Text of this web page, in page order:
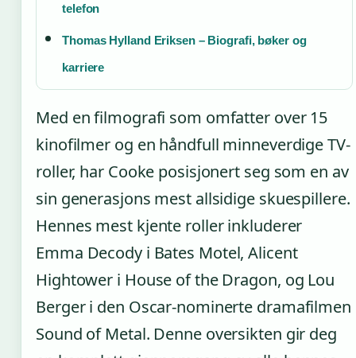
telefon
Thomas Hylland Eriksen – Biografi, bøker og
karriere
Med en filmografi som omfatter over 15
kinofilmer og en håndfull minneverdige TV-
roller, har Cooke posisjonert seg som en av
sin generasjons mest allsidige skuespillere.
Hennes mest kjente roller inkluderer
Emma Decody i Bates Motel, Alicent
Hightower i House of the Dragon, og Lou
Berger i den Oscar-nominerte dramafilmen
Sound of Metal. Denne oversikten gir deg